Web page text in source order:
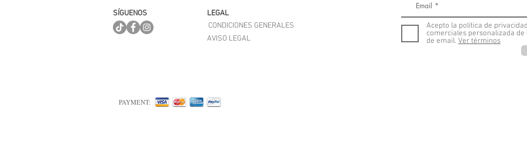
SÍGUENOS
LEGAL
CONDICIONES GENERALES
AVISO LEGAL
PAYMENT:
Acepto la política de
comerciales personalizada
de email. Ver términos